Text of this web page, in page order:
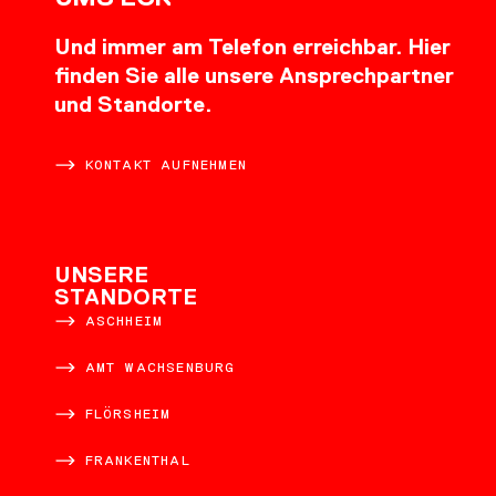
Und immer am Telefon erreichbar. Hier
finden Sie alle unsere Ansprechpartner
und Standorte.
KONTAKT AUFNEHMEN
UNSERE
STANDORTE
ASCHHEIM
AMT WACHSENBURG
FLÖRSHEIM
FRANKENTHAL